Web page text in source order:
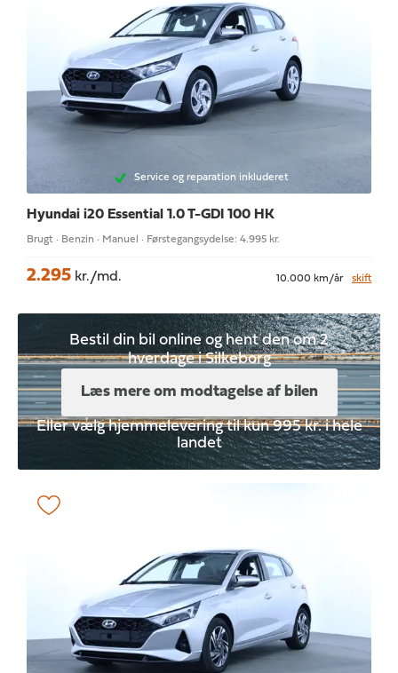
Service og reparation inkluderet
Hyundai i20 Essential 1.0 T-GDI 100 HK
Brugt · Benzin · Manuel · Førstegangsydelse: 4.995 kr.
2.295 kr./md. 10.000 km/år skift
Bestil din bil online og hent den om 2
hverdage i Silkeborg
Læs mere om modtagelse af bilen
Eller vælg hjemmelevering til kun 995 kr. i hele
landet